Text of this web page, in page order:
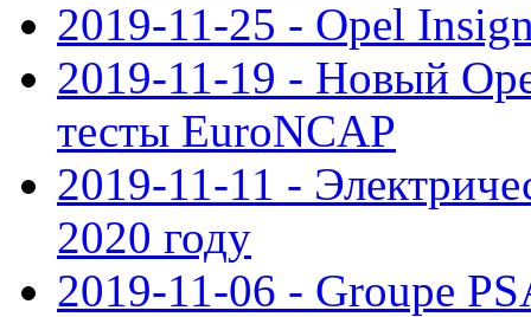
2019-11-25 - Opel
2019-11-19 - Новый
тесты EuroNCAP
2019-11-11 -
2020 году
2019-11-06 - Groupe